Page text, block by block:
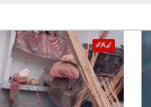
خیبر پختونخوا